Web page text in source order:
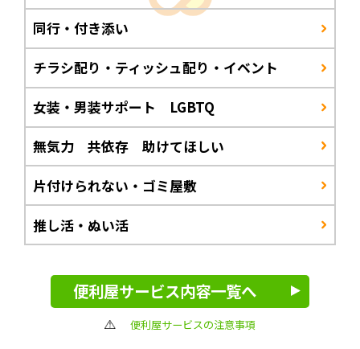
同行・付き添い
チラシ配り・ティッシュ配り・イベント
女装・男装サポート LGBTQ
無気力 共依存 助けてほしい
片付けられない・ゴミ屋敷
推し活・ぬい活
便利屋サービス内容一覧へ
便利屋サービスの注意事項